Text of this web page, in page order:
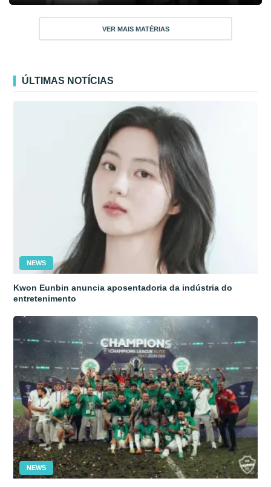
VER MAIS MATÉRIAS
ÚLTIMAS NOTÍCIAS
NEWS
Kwon Eunbin anuncia aposentadoria da indústria do
entretenimento
NEWS